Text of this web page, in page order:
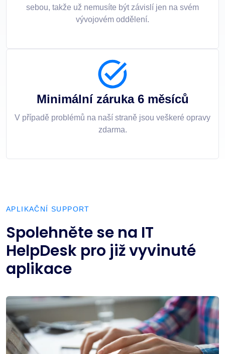
sebou, takže už nemusíte být závislí jen na svém
vývojovém oddělení.
Minimální záruka 6 měsíců
V případě problémů na naší straně jsou veškeré opravy
zdarma.
APLIKAČNÍ SUPPORT
Spolehněte se na IT
HelpDesk pro již vyvinuté
aplikace